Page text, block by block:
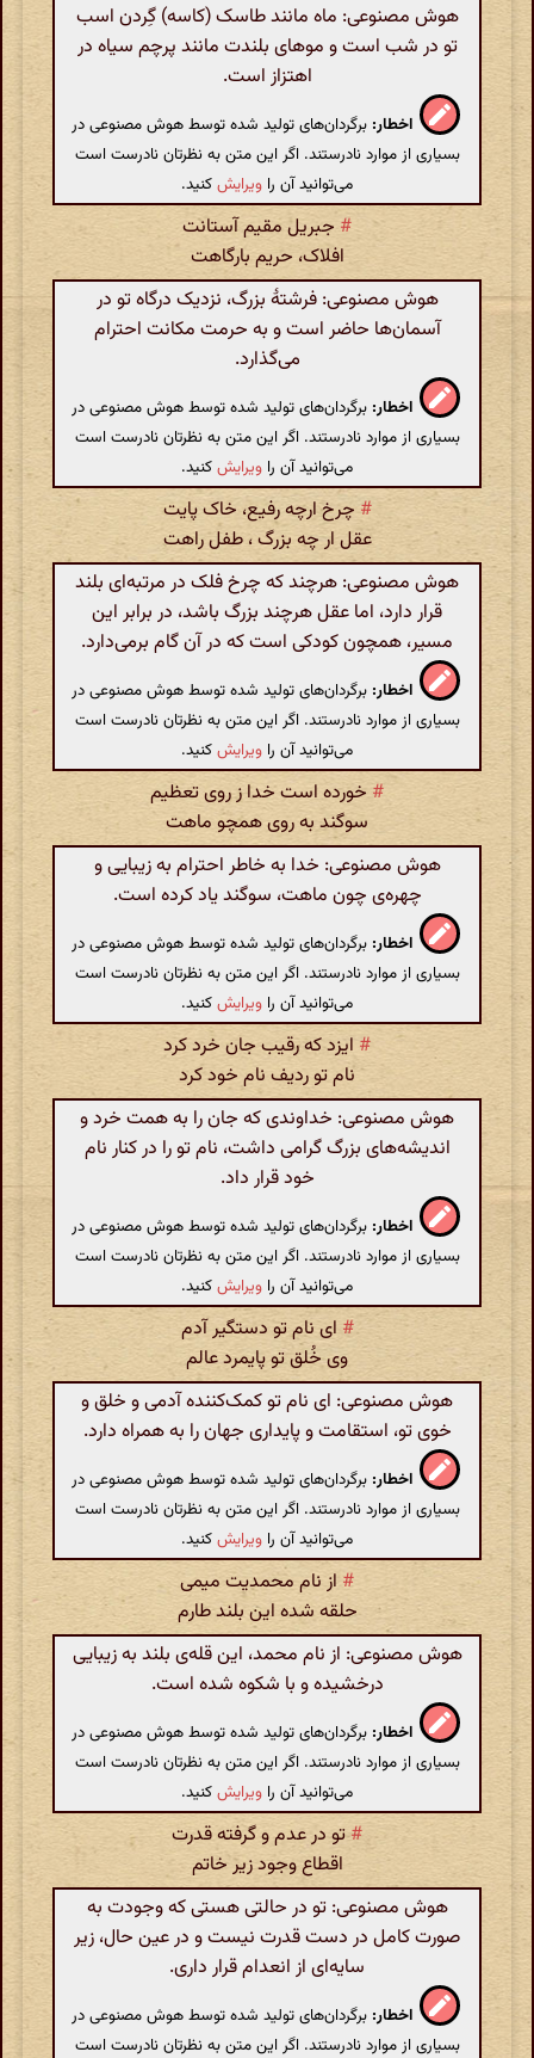
هوش مصنوعی: ماه مانند طاسک (کاسه) گِردن اسب
تو در شب است و موهای بلندت مانند پرچم سیاه در
اهتزاز است.
اخطار: برگردان‌های تولید شده توسط هوش مصنوعی در
بسیاری از موارد نادرستند. اگر این متن به نظرتان نادرست است
می‌توانید آن را ویرایشکنید.
# جبریل مقیم آستانت
افلاک، حریم بارگاهت
هوش مصنوعی: فرشتۀ بزرگ، نزدیک درگاه تو در
آسمان‌ها حاضر است و به حرمت مکانت احترام
می‌گذارد.
اخطار: برگردان‌های تولید شده توسط هوش مصنوعی در
بسیاری از موارد نادرستند. اگر این متن به نظرتان نادرست است
می‌توانید آن را ویرایشکنید.
# چرخ ارچه رفیع، خاک پایت
عقل ار چه بزرگ ، طفل راهت
هوش مصنوعی: هرچند که چرخ فلک در مرتبه‌ای بلند
قرار دارد، اما عقل هرچند بزرگ باشد، در برابر این
مسیر، همچون کودکی است که در آن گام برمی‌دارد.
اخطار: برگردان‌های تولید شده توسط هوش مصنوعی در
بسیاری از موارد نادرستند. اگر این متن به نظرتان نادرست است
می‌توانید آن را ویرایشکنید.
# خورده است خدا ز روی تعظیم
سوگند به روی همچو ماهت
هوش مصنوعی: خدا به خاطر احترام به زیبایی و
چهره‌ی چون ماهت، سوگند یاد کرده است.
اخطار: برگردان‌های تولید شده توسط هوش مصنوعی در
بسیاری از موارد نادرستند. اگر این متن به نظرتان نادرست است
می‌توانید آن را ویرایشکنید.
# ایزد که رقیب جان خرد کرد
نام تو ردیف نام خود کرد
هوش مصنوعی: خداوندی که جان را به همت خرد و
اندیشه‌های بزرگ گرامی داشت، نام تو را در کنار نام
خود قرار داد.
اخطار: برگردان‌های تولید شده توسط هوش مصنوعی در
بسیاری از موارد نادرستند. اگر این متن به نظرتان نادرست است
می‌توانید آن را ویرایشکنید.
# ای نام تو دستگیر آدم
وی خُلق تو پایمرد عالم
هوش مصنوعی: ای نام تو کمک‌کننده آدمی و خلق و
خوی تو، استقامت و پایداری جهان را به همراه دارد.
اخطار: برگردان‌های تولید شده توسط هوش مصنوعی در
بسیاری از موارد نادرستند. اگر این متن به نظرتان نادرست است
می‌توانید آن را ویرایشکنید.
# از نام محمدیت میمی
حلقه شده این بلند طارم
هوش مصنوعی: از نام محمد، این قله‌ی بلند به زیبایی
درخشیده و با شکوه شده است.
اخطار: برگردان‌های تولید شده توسط هوش مصنوعی در
بسیاری از موارد نادرستند. اگر این متن به نظرتان نادرست است
می‌توانید آن را ویرایشکنید.
#تو در عدم و گرفته قدرت
اقطاع وجود زیر خاتم
هوش مصنوعی: تو در حالتی هستی که وجودت به
صورت کامل در دست قدرت نیست و در عین حال، زیر
سایه‌ای از انعدام قرار داری.
اخطار: برگردان‌های تولید شده توسط هوش مصنوعی در
بسیاری از موارد نادرستند. اگر این متن به نظرتان نادرست است